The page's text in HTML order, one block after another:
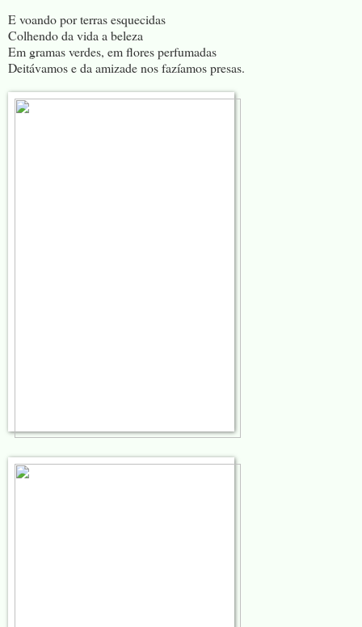
E voando por terras esquecidas
Colhendo da vida a beleza
Em gramas verdes, em flores perfumadas
Deitávamos e da amizade nos fazíamos presas.